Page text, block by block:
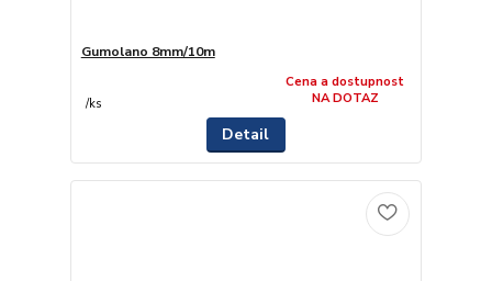
Gumolano 8mm/10m
/ks
Cena a dostupnost
NA DOTAZ
Detail